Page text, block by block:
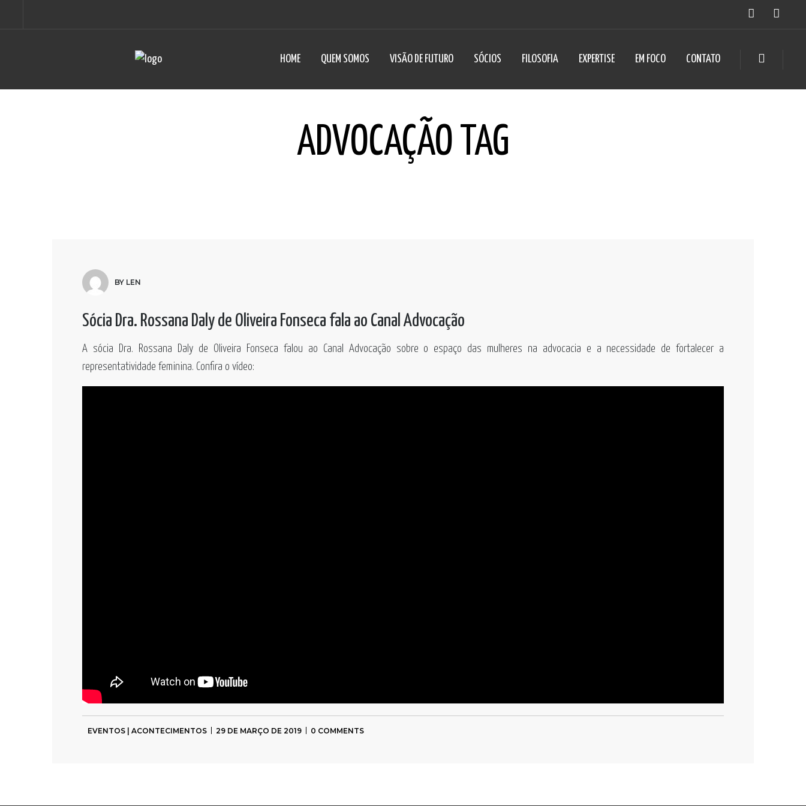
HOME QUEM SOMOS VISÃO DE FUTURO SÓCIOS FILOSOFIA EXPERTISE EM FOCO CONTATO
ADVOCAÇÃO TAG
BY LEN
Sócia Dra. Rossana Daly de Oliveira Fonseca fala ao Canal Advocação
A sócia Dra. Rossana Daly de Oliveira Fonseca falou ao Canal Advocação sobre o espaço das mulheres na advocacia e a necessidade de fortalecer a
representatividade feminina. Confira o vídeo:
EVENTOS | ACONTECIMENTOS 29 DE MARÇO DE 2019 0 COMMENTS